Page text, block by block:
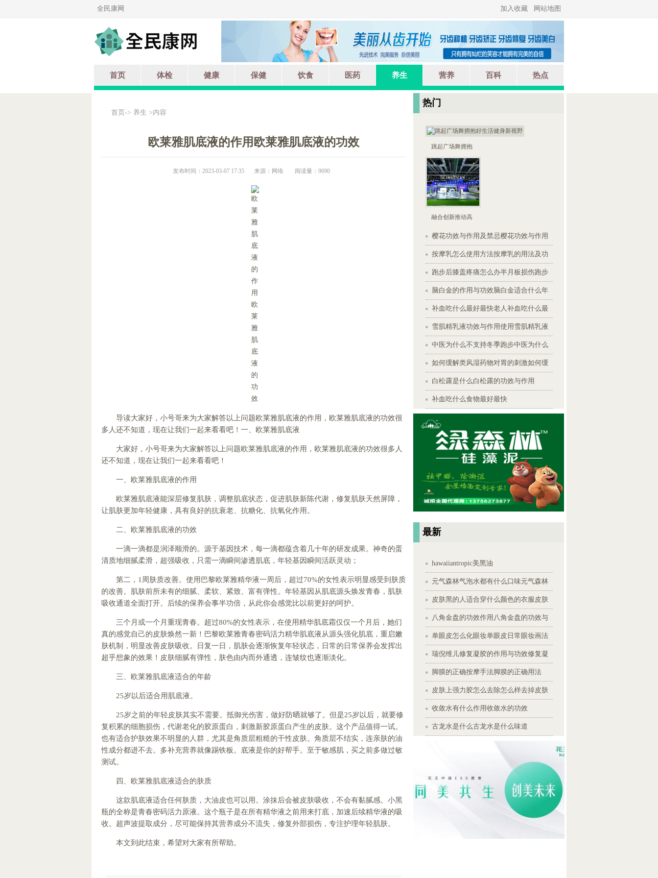
全民康网 加入收藏 网站地图
首页 体检 健康 保健 饮食 医药 养生 营养 百科 热点
首页 -> 养生 >内容
欧莱雅肌底液的作用欧莱雅肌底液的功效
发布时间：2023-03-07 17:35 来源：网络 阅读量：9690
导读大家好，小号哥来为大家解答以上问题欧莱雅肌底液的作用，欧莱雅肌底液的功效很
多人还不知道，现在让我们一起来看看吧！一、欧莱雅肌底液
大家好，小号哥来为大家解答以上问题欧莱雅肌底液的作用，欧莱雅肌底液的功效很多人
还不知道，现在让我们一起来看看吧！
一、欧莱雅肌底液的作用
欧莱雅肌底液能深层修复肌肤，调整肌底状态，促进肌肤新陈代谢，修复肌肤天然屏障，
让肌肤更加年轻健康，具有良好的抗衰老、抗糖化、抗氧化作用。
二、欧莱雅肌底液的功效
一滴一滴都是润泽顺滑的。源于基因技术，每一滴都蕴含着几十年的研发成果。神奇的蛋
清质地细腻柔滑，超强吸收，只需一滴瞬间渗透肌底，年轻基因瞬间活跃灵动；
第二，1周肤质改善。使用巴黎欧莱雅精华液一周后，超过70%的女性表示明显感受到肤质
的改善。肌肤前所未有的细腻、柔软、紧致、富有弹性。年轻基因从肌底源头焕发青春，肌肤
吸收通道全面打开。后续的保养会事半功倍，从此你会感觉比以前更好的呵护。
三个月或一个月重现青春。超过80%的女性表示，在使用精华肌底霜仅仅一个月后，她们
真的感觉自己的皮肤焕然一新！巴黎欧莱雅青春密码活力精华肌底液从源头强化肌底，重启嫩
肤机制，明显改善皮肤吸收。日复一日，肌肤会逐渐恢复年轻状态，日常的日常保养会发挥出
超乎想象的效果！皮肤细腻有弹性，肤色由内而外通透，连皱纹也逐渐淡化。
三、欧莱雅肌底液适合的年龄
25岁以后适合用肌底液。
25岁之前的年轻皮肤其实不需要。抵御光伤害，做好防晒就够了。但是25岁以后，就要修
复积累的细胞损伤，代谢老化的胶原蛋白，刺激新胶原蛋白产生的皮肤。这个产品值得一试。
也有适合护肤效果不明显的人群，尤其是角质层粗糙的干性皮肤。角质层不结实，连亲肤的油
性成分都进不去。多补充营养就像踢铁板。底液是你的好帮手。至于敏感肌，买之前多做过敏
测试。
四、欧莱雅肌底液适合的肤质
这款肌底液适合任何肤质，大油皮也可以用。涂抹后会被皮肤吸收，不会有黏腻感。小黑
瓶的全称是青春密码活力原液。这个瓶子是在所有精华液之前用来打底，加速后续精华液的吸
收。超声波提取成分，尽可能保持其营养成分不流失，修复外部损伤，专注护理年轻肌肤。
本文到此结束，希望对大家有所帮助。
热门
跳起广场舞拥抱
融合创新推动高
樱花功效与作用及禁忌樱花功效与作用
按摩乳怎么使用方法按摩乳的用法及功
跑步后膝盖疼痛怎么办半月板损伤跑步
脑白金的作用与功效脑白金适合什么年
补血吃什么最好最快老人补血吃什么最
雪肌精乳液功效与作用使用雪肌精乳液
中医为什么不支持冬季跑步中医为什么
如何缓解类风湿药物对胃的刺激如何缓
白松露是什么白松露的功效与作用
补血吃什么食物最好最快
最新
hawaiiantropic美黑油
元气森林气泡水都有什么口味元气森林
皮肤黑的人适合穿什么颜色的衣服皮肤
八角金盘的功效作用八角金盘的功效与
单眼皮怎么化眼妆单眼皮日常眼妆画法
瑞倪维儿修复凝胶的作用与功效修复凝
脚膜的正确按摩手法脚膜的正确用法
皮肤上强力胶怎么去除怎么样去掉皮肤
收敛水有什么作用收敛水的功效
古龙水是什么古龙水是什么味道